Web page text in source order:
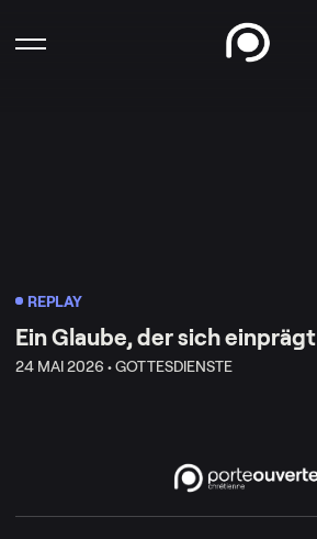
REPLAY
Ein Glaube, der sich einprägt
24 MAI 2026 •GOTTESDIENSTE